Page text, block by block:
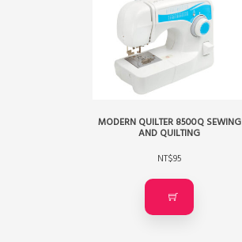
MODERN QUILTER 8500Q SEWING
AND QUILTING
NT$95